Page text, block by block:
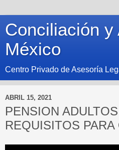
Conciliación y
México
Centro Privado de Asesoría
ABRIL 15, 2021
PENSION
REQUISITOS